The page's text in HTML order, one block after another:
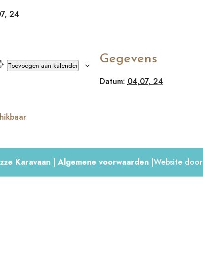
24
Toevoegen aan kalender Gegevens
Datum: 04,07, 24
Karavaan| Algemene voorwaarden|Website door